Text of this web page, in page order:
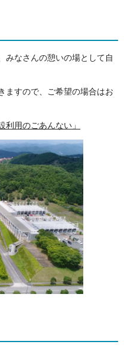
みなさんの憩いの場として自
ますので、ご希望の場合はお
用のごあんない」